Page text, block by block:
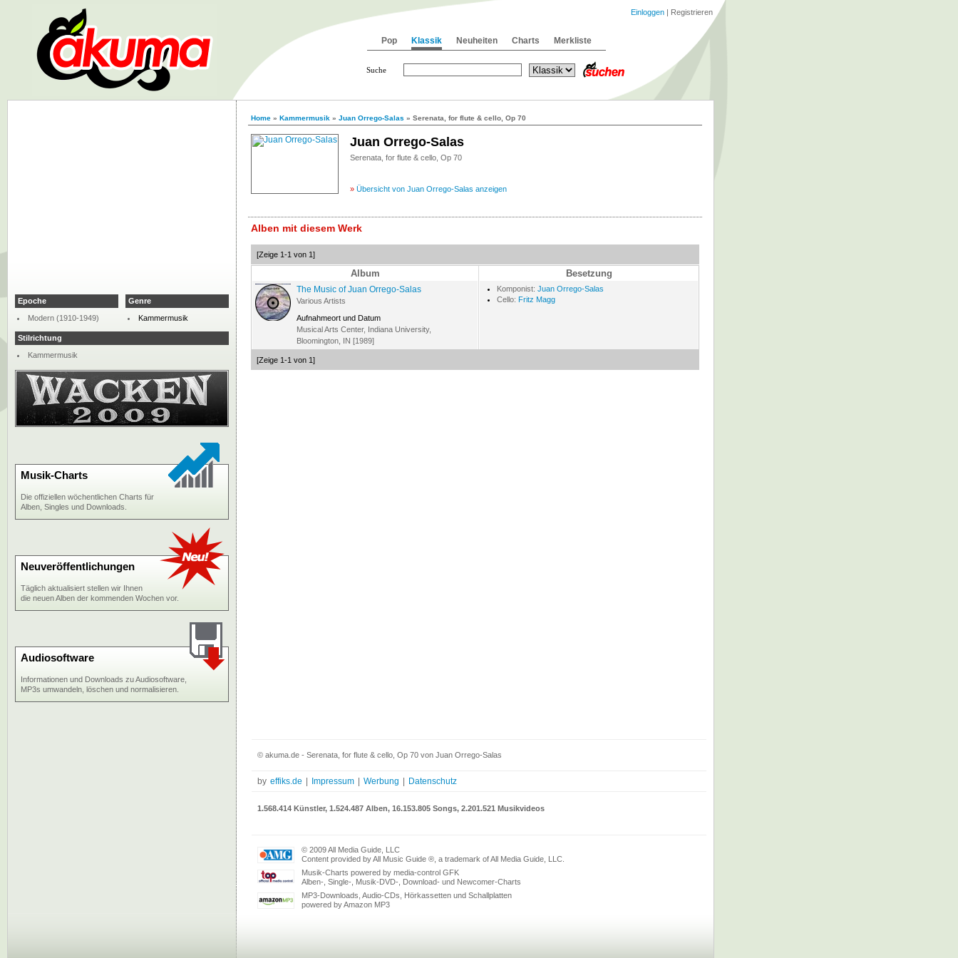
Home » Kammermusik » Juan Orrego-Salas » Serenata, for flute & cello, Op 70
Juan Orrego-Salas
Serenata, for flute & cello, Op 70
» Übersicht von Juan Orrego-Salas anzeigen
Alben mit diesem Werk
[Zeige 1-1 von 1]
Album Besetzung
The Music of Juan Orrego-Salas
Various Artists
Aufnahmeort und Datum
Musical Arts Center, Indiana University,
Bloomington, IN [1989]
Komponist: Juan Orrego-Salas
Cello: Fritz Magg
[Zeige 1-1 von 1]
Epoche
Modern (1910-1949)
Genre
Kammermusik
Stilrichtung
Kammermusik
Musik-Charts
Die offiziellen wöchentlichen Charts für
Alben, Singles und Downloads.
Neuveröffentlichungen
Täglich aktualisiert stellen wir Ihnen
die neuen Alben der kommenden Wochen vor.
Audiosoftware
Informationen und Downloads zu Audiosoftware,
MP3s umwandeln, löschen und normalisieren.
© akuma.de - Serenata, for flute & cello, Op 70 von Juan Orrego-Salas
by effiks.de Impressum Werbung Datenschutz
1.568.414 Künstler, 1.524.487 Alben, 16.153.805 Songs, 2.201.521 Musikvideos
© 2009 All Media Guide, LLC
Content provided by All Music Guide ®, a trademark of All Media Guide, LLC.
Musik-Charts powered by media-control GFK
Alben-, Single-, Musik-DVD-, Download- und Newcomer-Charts
MP3-Downloads, Audio-CDs, Hörkassetten und Schallplatten
powered by Amazon MP3
Pop Klassik Neuheiten Charts Merkliste
Einloggen | Registrieren
Suche